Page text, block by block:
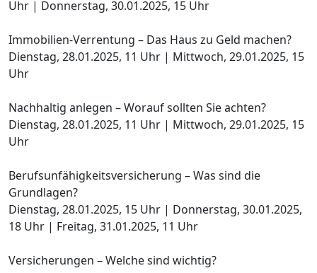
Uhr | Donnerstag, 30.01.2025, 15 Uhr
Immobilien-Verrentung – Das Haus zu Geld machen?
Dienstag, 28.01.2025, 11 Uhr | Mittwoch, 29.01.2025, 15
Uhr
Nachhaltig anlegen – Worauf sollten Sie achten?
Dienstag, 28.01.2025, 11 Uhr | Mittwoch, 29.01.2025, 15
Uhr
Berufsunfähigkeitsversicherung – Was sind die
Grundlagen?
Dienstag, 28.01.2025, 15 Uhr | Donnerstag, 30.01.2025,
18 Uhr | Freitag, 31.01.2025, 11 Uhr
Versicherungen – Welche sind wichtig?